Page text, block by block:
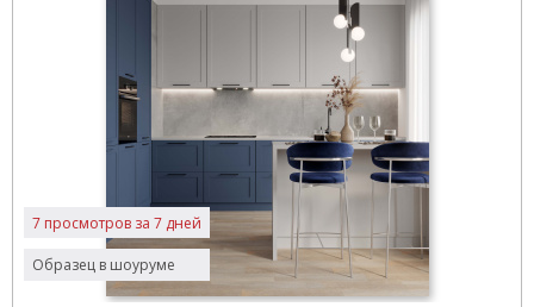
Образец в шоуруме
7 просмотров за 7 дней